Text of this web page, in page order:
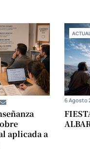
aplicada a
6 Agosto